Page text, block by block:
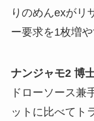
りのめんexがリ
ー要求を1枚増や
ナンジャモ2 博
ドローソース兼
ットに比べてト